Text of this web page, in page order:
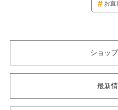
お直
ショッ
最新